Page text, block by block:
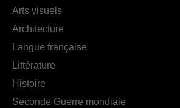
Arts visuels
Architecture
Langue française
Littérature
Histoire
Seconde Guerre mondiale